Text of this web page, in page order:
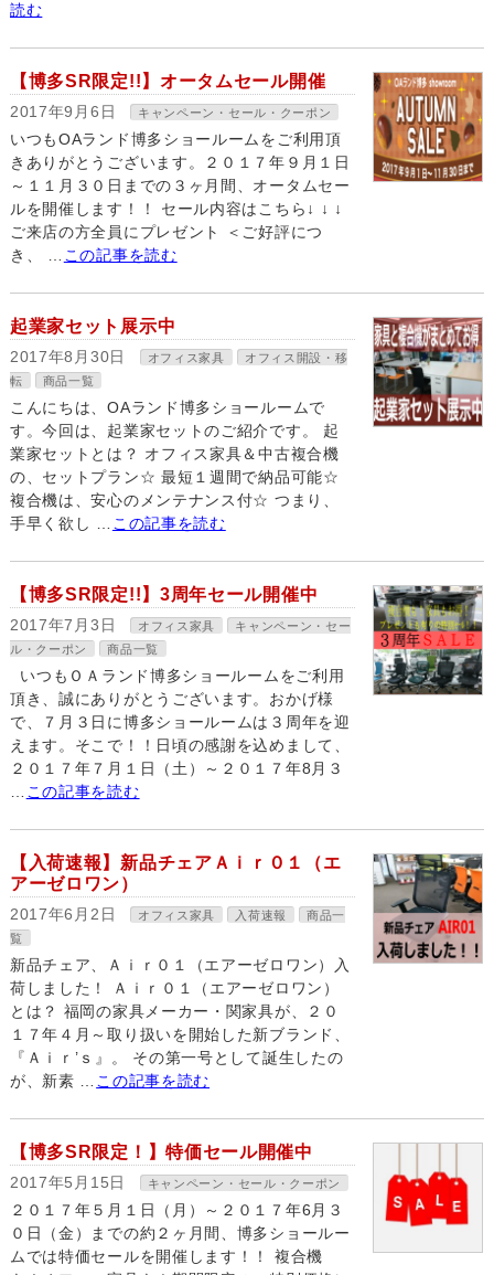
読む
【博多SR限定!!】オータムセール開催
2017年9月6日 キャンペーン・セール・クーポン
いつもOAランド博多ショールームをご利用頂
きありがとうございます。２０１７年９月１日
～１１月３０日までの３ヶ月間、オータムセー
ルを開催します！！ セール内容はこちら↓ ↓ ↓
ご来店の方全員にプレゼント ＜ご好評につ
き、 …
この記事を読む
起業家セット展示中
2017年8月30日 オフィス家具
オフィス開設・移
転
商品一覧
こんにちは、OAランド博多ショールームで
す。今回は、起業家セットのご紹介です。 起
業家セットとは？ オフィス家具＆中古複合機
の、セットプラン☆ 最短１週間で納品可能☆
複合機は、安心のメンテナンス付☆ つまり、
手早く欲し …
この記事を読む
【博多SR限定!!】3周年セール開催中
2017年7月3日 オフィス家具
キャンペーン・セー
ル・クーポン
商品一覧
いつもＯＡランド博多ショールームをご利用
頂き、誠にありがとうございます。おかげ様
で、７月３日に博多ショールームは３周年を迎
えます。そこで！！日頃の感謝を込めまして、
２０１７年７月１日（土）～２０１７年8月３
この記事を読む
【入荷速報】新品チェアＡｉｒ０１（エ
アーゼロワン）
2017年6月2日 オフィス家具 入荷速報
商品一
覧
新品チェア、Ａｉｒ０１（エアーゼロワン）入
荷しました！ Ａｉｒ０１（エアーゼロワン）
とは？ 福岡の家具メーカー・関家具が、２０
１７年４月～取り扱いを開始した新ブランド、
『Ａｉｒ’ｓ』。 その第一号として誕生したの
が、新素 …
この記事を読む
【博多SR限定！】特価セール開催中
2017年5月15日 キャンペーン・セール・クーポン
２０１７年５月１日（月）～２０１７年6月３
０日（金）までの約２ヶ月間、博多ショールー
ムでは特価セールを開催します！！ 複合機